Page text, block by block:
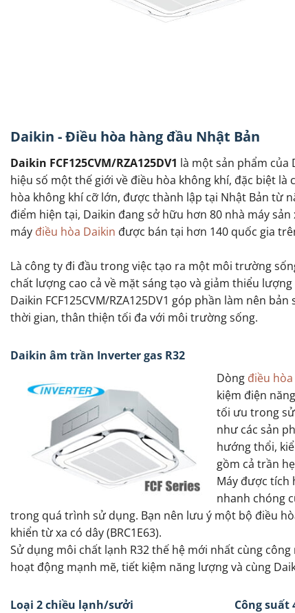
Daikin - Điều hòa hàng đầu Nhật Bản
Daikin FCF125CVM/RZA125DV1 là một sản phẩm của
hiệu số một thế giới về điều hòa không khí, đặc biệt là
hòa không khí cỡ lớn, được thành lập tại Nhật Bản từ
điểm hiện tại, Daikin đang sở hữu hơn 80 nhà máy sản
máy điều hòa Daikin được bán tại hơn 140 quốc gia
Là công ty đi đầu trong việc tạo ra một môi trường
chất lượng cao cả về mặt sáng tạo và giảm thiểu
Daikin FCF125CVM/RZA125DV1 góp phần làm nên
thời gian, thân thiện tối đa với môi trường sống.
Daikin âm trần Inverter gas R32
Dòng điều
kiệm điện
tối ưu trong sử
như các sản
hướng thổi,
gồm cả trần
Máy được tích
nhanh chóng
trong quá trình sử dụng. Bạn nên lưu ý một bộ điều
khiển từ xa có dây (BRC1E63).
Sử dụng môi chất lạnh R32 thế hệ mới nhất cùng công
hoạt động mạnh mẽ, tiết kiệm năng lượng và cùng
Loại 2 chiều lạnh/sưởi
Công suất